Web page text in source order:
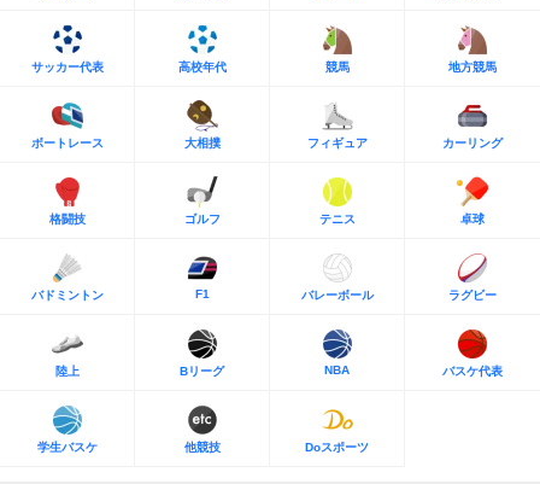
サッカー代表 高校年代 競馬 地方競馬
ボートレース 大相撲 フィギュア カーリング
格闘技 ゴルフ テニス 卓球
バドミントン F1 バレーボール ラグビー
陸上 Bリーグ NBA バスケ代表
学生バスケ 他競技 Doスポーツ